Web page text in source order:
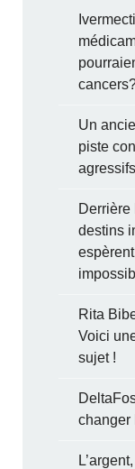
Un
piste
agressifs
Derrière
destins
Rita
Voici
sujet !
changer